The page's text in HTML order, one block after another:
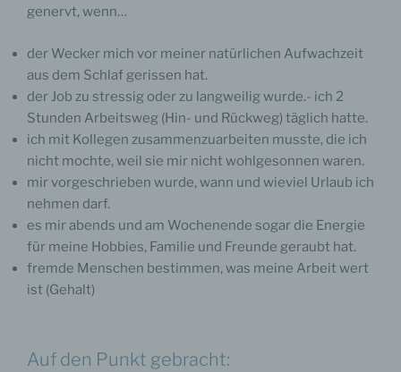
genervt, wenn…
der Wecker mich vor meiner natürlichen Aufwachzeit
aus dem Schlaf gerissen hat.
der Job zu stressig oder zu langweilig wurde.- ich 2
Stunden Arbeitsweg (Hin- und Rückweg) täglich hatte.
ich mit Kollegen zusammenzuarbeiten musste, die ich
nicht mochte, weil sie mir nicht wohlgesonnen waren.
mir vorgeschrieben wurde, wann und wieviel Urlaub ich
nehmen darf.
es mir abends und am Wochenende sogar die Energie
für meine Hobbies, Familie und Freunde geraubt hat.
fremde Menschen bestimmen, was meine Arbeit wert
ist (Gehalt)
Auf den Punkt gebracht: